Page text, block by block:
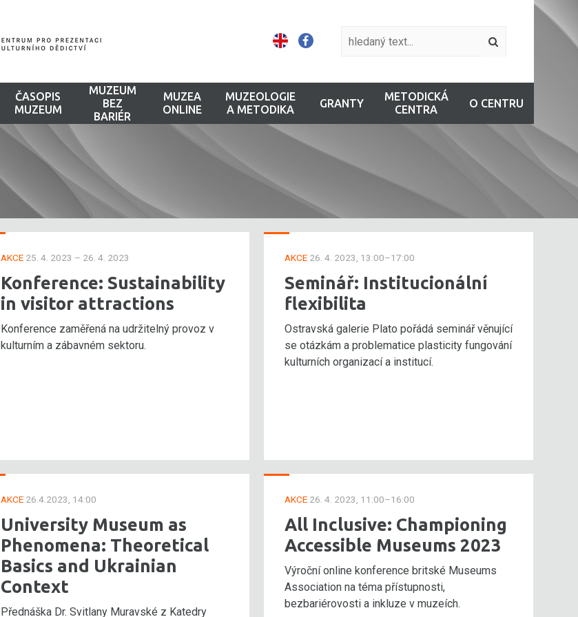
ČASOPIS
MUZEUM
MUZEUM
BEZ
BARIÉR
MUZEA
ONLINE
MUZEOLOGIE
A METODIKA
GRANTY
METODICKÁ
CENTRA
O CENTRU
AKCE 25. 4. 2023 – 26. 4. 2023
Konference: Sustainability
in visitor attractions
Konference zaměřená na udržitelný provoz v
kulturním a zábavném sektoru.
AKCE 26.4.2023, 14:00
University Museum as
Phenomena: Theoretical
Basics and Ukrainian
Context
Přednáška Dr. Svitlany Muravské z Katedry
AKCE 26. 4. 2023, 13:00–17:00
Seminář: Institucionální
flexibilita
Ostravská galerie Plato pořádá seminář věnující
se otázkám a problematice plasticity fungování
kulturních organizací a institucí.
AKCE 26. 4. 2023, 11:00–16:00
All Inclusive: Championing
Accessible Museums 2023
Výroční online konference britské Museums
Association na téma přístupnosti,
bezbariérovosti a inkluze v muzeích.